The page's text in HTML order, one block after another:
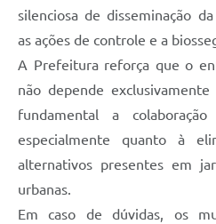
silenciosa de disseminação
as ações de controle e a
A Prefeitura reforça que o
não depende
fundamental a
especialmente quanto à
alternativos presentes em
urbanas.
Em caso de dúvidas, os